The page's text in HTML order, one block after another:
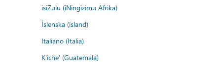
isiZulu (iNingizimu Afrika)
Íslenska (ísland)
Italiano (Italia)
K'iche' (Guatemala)